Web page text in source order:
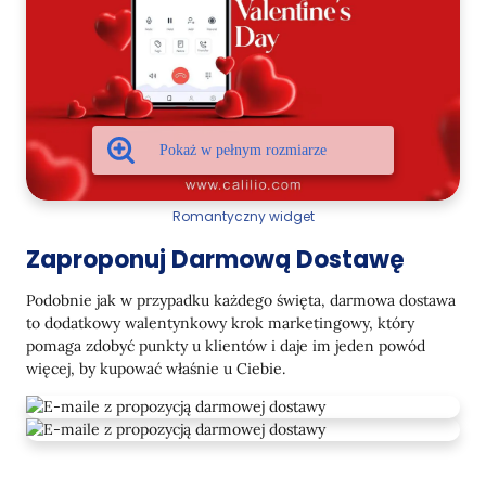
Romantyczny widget
Zaproponuj Darmową Dostawę
Podobnie jak w przypadku każdego święta, darmowa dostawa
to dodatkowy walentynkowy krok marketingowy, który
pomaga zdobyć punkty u klientów i daje im jeden powód
więcej, by kupować właśnie u Ciebie.